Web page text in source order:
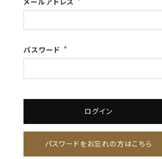
パスワード
ログイン
パスワードをお忘れの方はこちら